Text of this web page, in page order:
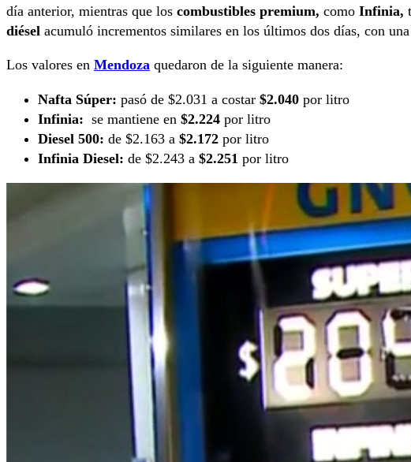
día anterior, mientras que los combustibles premium, como Infinia,
diésel acumuló incrementos similares en los últimos dos días, con
Los valores en Mendoza quedaron de la siguiente manera:
Nafta Súper: pasó de $2.031 a costar $2.040 por litro
Infinia: se mantiene en $2.224 por litro
Diesel 500: de $2.163 a $2.172 por litro
Infinia Diesel: de $2.243 a $2.251 por litro